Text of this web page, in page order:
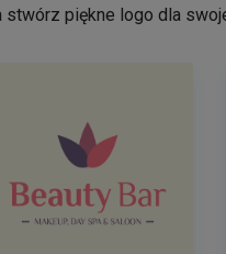
stwórz piękne logo dla